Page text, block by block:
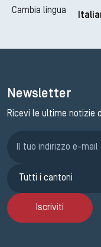
Cambia lingua
Newsletter
Ricevi le ultime notizie
Iscriviti